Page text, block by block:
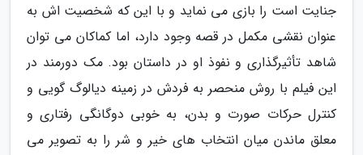
جنایت است را بازی می نماید و با این که شخصیت اش به
عنوان نقشی مکمل در قصه وجود دارد، اما کماکان می توان
شاهد تأثیرگذاری و نفوذ او در داستان بود. مک دورمند در
این فیلم با روش منحصر به فردش در زمینه دیالوگ گویی و
کنترل حرکات صورت و بدن، به خوبی دوگانگی رفتاری و
معلق ماندن میان انتخاب های خیر و شر را به تصویر می